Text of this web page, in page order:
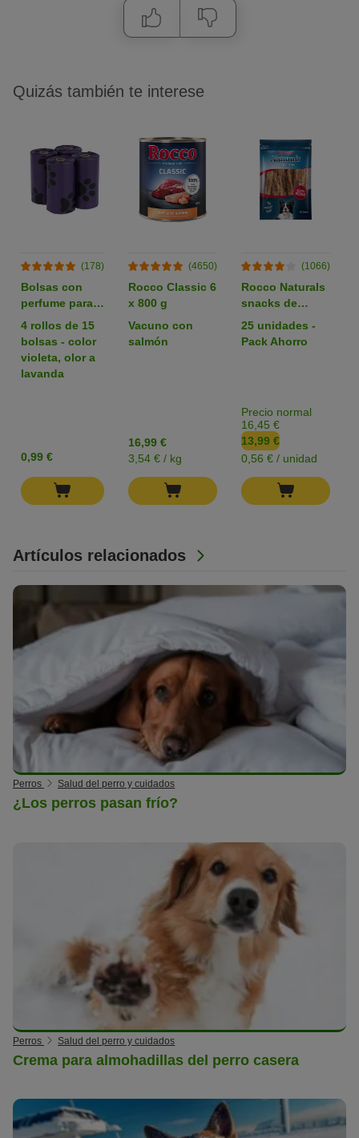
Artículos relacionados
Perros Salud del perro y cuidados
¿Los perros pasan frío?
Perros Salud del perro y cuidados
Crema para almohadillas del perro casera
Quizás también te interese
(178)
Bolsas con
perfume para
heces
4 rollos de 15
bolsas - color
violeta, olor a
lavanda
0,99 €
(4650)
Rocco Classic 6
x 800 g
Vacuno con
salmón
16,99 €
3,54 € / kg
(1066)
Rocco Naturals
snacks de
nervio de buey
para perros
25 unidades -
Pack Ahorro
Precio normal
16,45 €
13,99 €
0,56 € / unidad